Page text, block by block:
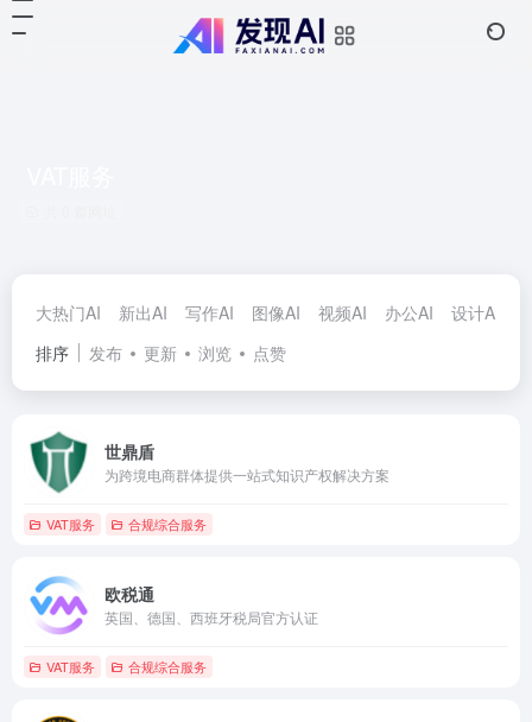
大热门AI 新出AI 写作AI 图像AI 视频AI 办公AI 设计AI
排序
发布 更新 浏览 点赞
世鼎盾
为跨境电商群体提供一站式知识产权解决方案
VAT服务 合规综合服务
欧税通
英国、德国、西班牙税局官方认证
VAT服务 合规综合服务